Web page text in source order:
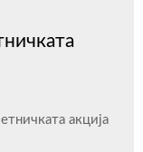
акција